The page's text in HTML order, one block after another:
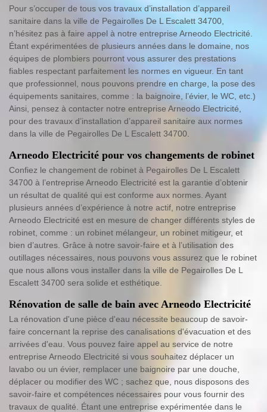
Pour s’occuper de tous vos travaux d’installation d’appareil
sanitaire dans la ville de Pegairolles De L Escalett 34700,
n’hésitez pas à faire appel à notre entreprise Arneodo Electricité.
Étant expérimentées de plusieurs années dans le domaine, nos
équipes de plombiers pourront vous assurer des prestations
fiables respectant parfaitement les normes en vigueur. En tant
que professionnel, nous pouvons prendre en charge, la pose des
équipements sanitaires, comme : la baignoire, l’évier, le WC, etc.)
Ainsi, pensez à contacter notre entreprise Arneodo Electricité,
pour des travaux d’installation d’appareil sanitaire aux normes
dans la ville de Pegairolles De L Escalett 34700.
Arneodo Electricité pour vos changements de robinet
Confiez le changement de robinet à Pegairolles De L Escalett
34700 à l’entreprise Arneodo Electricité est la garantie d’obtenir
un résultat de qualité qui est conforme aux normes. Ayant
plusieurs années d’expérience à notre actif, notre entreprise
Arneodo Electricité est en mesure de changer différents styles de
robinet, comme : un robinet mélangeur, un robinet mitigeur, et
bien d’autres. Grâce à notre savoir-faire et à l’utilisation des
outillages nécessaires, nous pouvons vous assurez que le robinet
que nous allons vous installer dans la ville de Pegairolles De L
Escalett 34700 sera solide et esthétique.
Rénovation de salle de bain avec Arneodo Electricité
La rénovation d'une pièce d'eau nécessite beaucoup de savoir-
faire concernant la reprise des canalisations d'évacuation et des
arrivées d'eau. Vous pouvez faire appel au service de notre
entreprise Arneodo Electricité si vous souhaitez déplacer un
lavabo ou un évier, remplacer une baignoire par une douche,
déplacer ou modifier des WC ; sachez que, nous disposons des
savoir-faire et compétences nécessaires pour vous fournir des
travaux de qualité. Étant une entreprise expérimentée dans le